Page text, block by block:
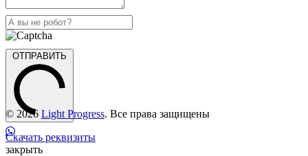
ОТПРАВИТЬ
© 2026 Light Progress. Все права защищены
Скачать реквизиты
закрыть